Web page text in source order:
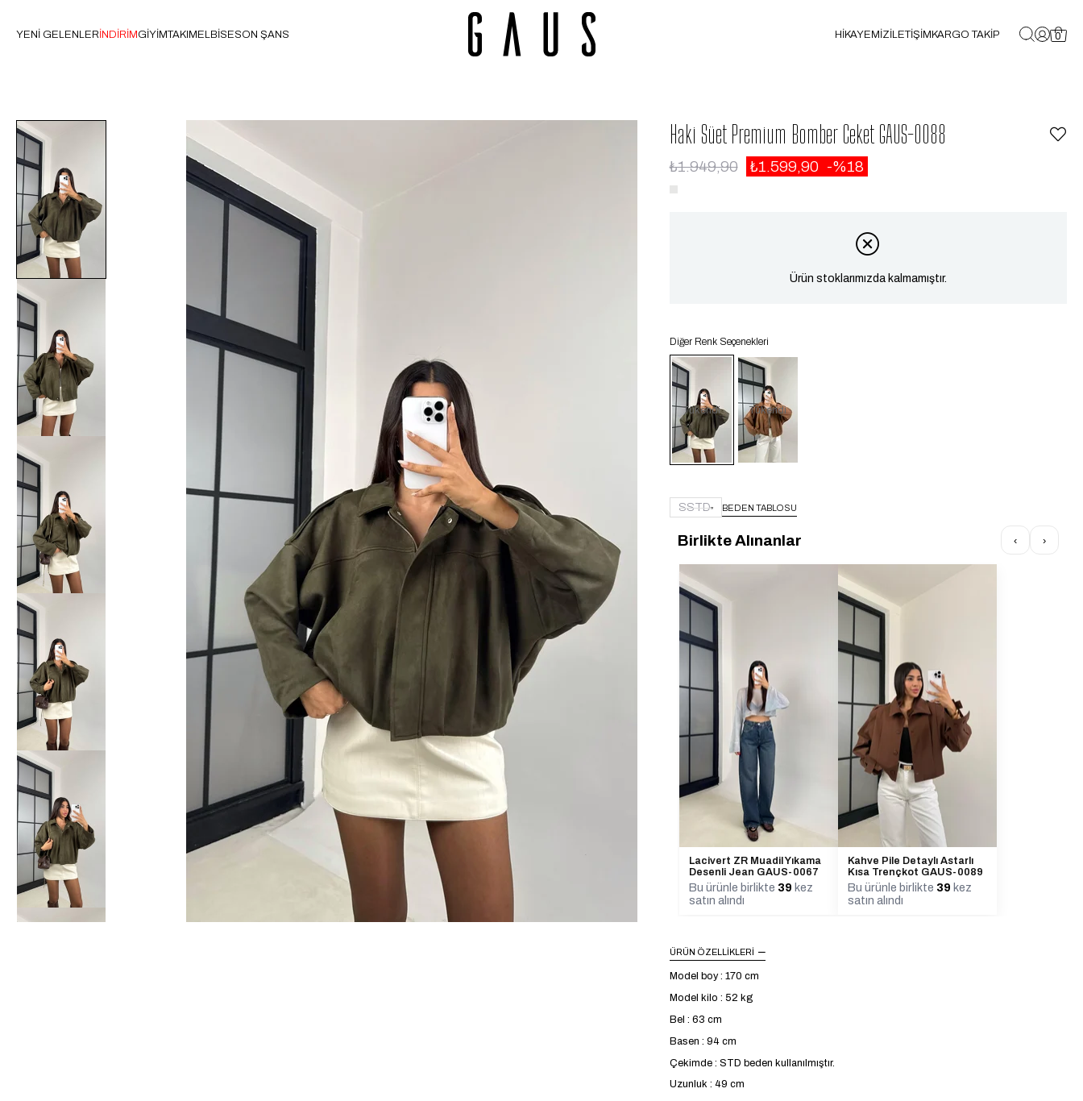
YENİ GELENLERİNDİRİMGİYİMTAKIMELBİSESON ŞANS HİKAYEMİZİLETİŞİMKARGO TAKİP 0
Haki Süet Premium Bomber Ceket GAUS-0088
₺1.949,90 ₺1.599,90 18
Ürün stoklarımızda kalmamıştır.
Diğer Renk Seçenekleri
Tükendi Tükendi
SSTD BEDEN TABLOSU
Birlikte Alınanlar ‹ ›
Lacivert ZR Muadil Yıkama
Desenli Jean GAUS-0067
Bu ürünle birlikte 39 kez
satın alındı
Kahve Pile Detaylı Astarlı
Kısa Trençkot GAUS-0089
Bu ürünle birlikte 39 kez
satın alındı
ÜRÜN ÖZELLIKLERI
Model boy : 170 cm
Model kilo : 52 kg
Bel : 63 cm
Basen : 94 cm
Çekimde : STD beden kullanılmıştır.
Uzunluk : 49 cm